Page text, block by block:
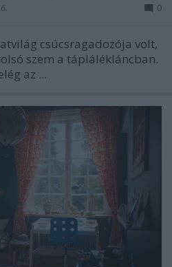
0
csúcsragadozója volt,
szem a táplálékláncban.
az ...